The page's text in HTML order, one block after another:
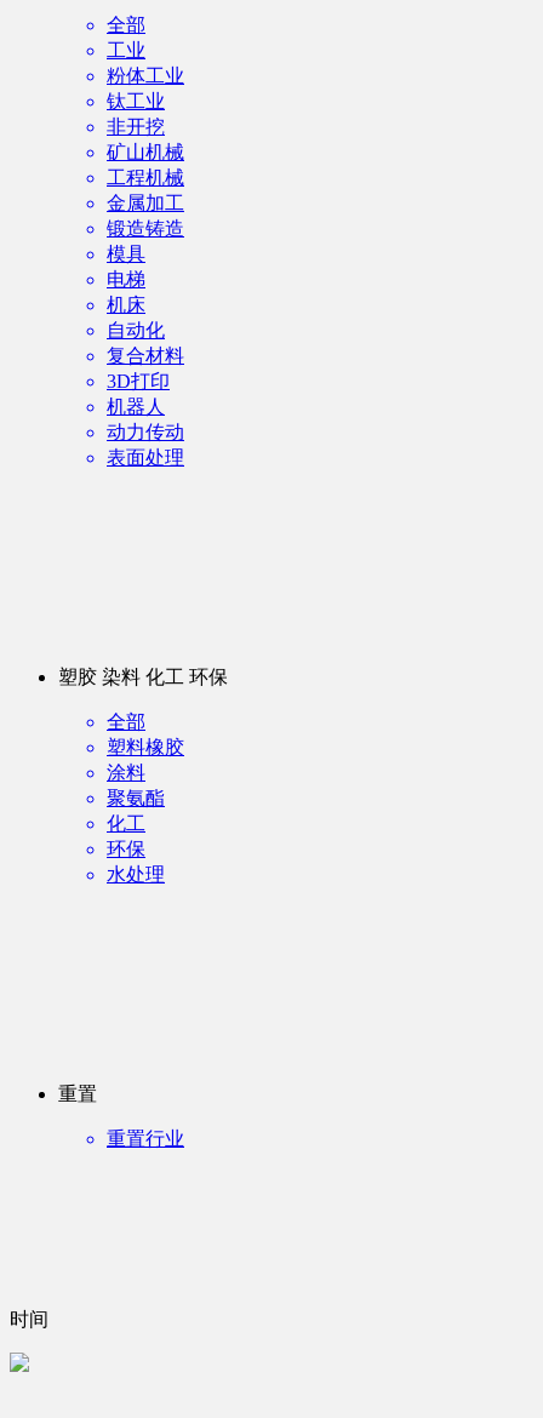
全部
工业
粉体工业
钛工业
非开挖
矿山机械
工程机械
金属加工
锻造铸造
模具
电梯
机床
自动化
复合材料
3D打印
机器人
动力传动
表面处理
塑胶 染料 化工 环保
全部
塑料橡胶
涂料
聚氨酯
化工
环保
水处理
重置
重置行业
时间